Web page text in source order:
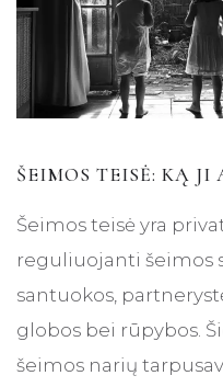
ŠEIMOS TEISĖ: KĄ JI
Šeimos teisė yra
reguliuojanti šeimos
santuokos,
globos bei rūpybos.
šeimos narių